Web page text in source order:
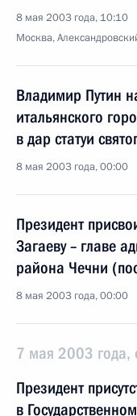
8 мая 2003 года, 10:10
Москва,
Владимир Путин
итальянского
в дар статуи
8 мая 2003 года, 00:00
Президент
Загаеву – главе
района Чечни
8 мая 2003 года, 00:00
7 мая 2003 года,
Президент
в